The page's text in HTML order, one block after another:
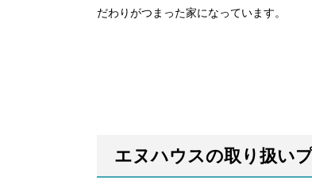
だわりがつまった家になっています。
エヌハウスの取り扱い